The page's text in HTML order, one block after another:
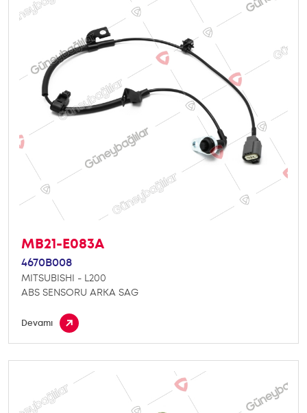
MB21-E083A
4670B008
MITSUBISHI - L200
ABS SENSORU ARKA SAG
Devamı